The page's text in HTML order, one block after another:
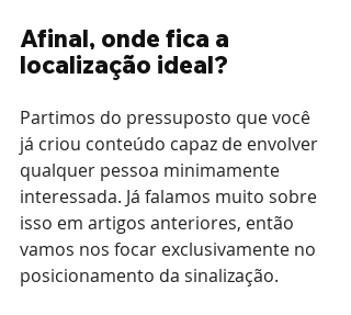
Afinal, onde fica a
localização ideal?
Partimos do pressuposto que você
já criou conteúdo capaz de envolver
qualquer pessoa minimamente
interessada. Já falamos muito sobre
isso em artigos anteriores, então
vamos nos focar exclusivamente no
posicionamento da sinalização.